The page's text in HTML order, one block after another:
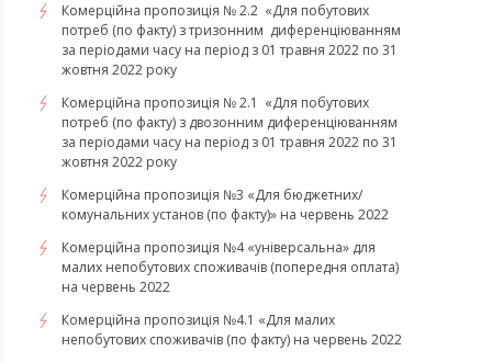
Комерційна пропозиція № 2.2 «Для побутових
потреб (по факту) з тризонним диференціюванням
за періодами часу на період з 01 травня 2022 по 31
жовтня 2022 року
Комерційна пропозиція № 2.1 «Для побутових
потреб (по факту) з двозонним диференціюванням
за періодами часу на період з 01 травня 2022 по 31
жовтня 2022 року
Комерційна пропозиція №3 «Для бюджетних/
комунальних установ (по факту)» на червень 2022
Комерційна пропозиція №4 «універсальна» для
малих непобутових споживачів (попередня оплата)
на червень 2022
Комерційна пропозиція №4.1 «Для малих
непобутових споживачів (по факту) на червень 2022